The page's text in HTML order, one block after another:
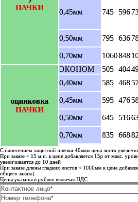
ПАЧКИ
0,45мм 745 596
0,50мм 795 636
0,70мм 1060848
оцинковка
ПАЧКИ
ЭКОНОМ 505 404
0,40мм
585 468
0,45мм 595 476
0,50мм 645 516
0,70мм 835 668
С нанесением защитной пленки 40мкм цена листа
При заказе < 15 м.п. к цене добавляется 15р от макс.
увеличивается до 10 дней
При заказе длины гладких листов < 1000мм к цене
общего заказа)
Цены указаны в рублях включая НДС